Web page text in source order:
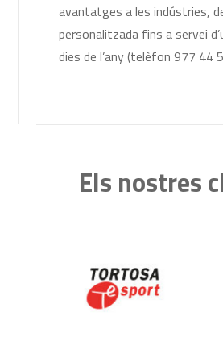
avantatges a les indústries,
personalitzada fins a servei
dies de l’any (telèfon 977 44
Els nostres